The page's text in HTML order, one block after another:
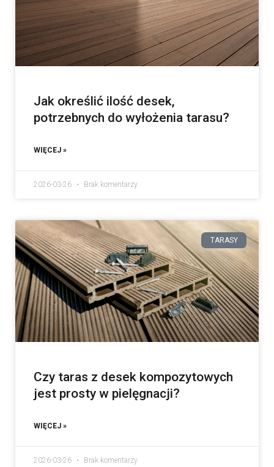
Jak określić ilość desek,
potrzebnych do wyłożenia tarasu?
WIĘCEJ »
2026-03-26 Brak komentarzy
TARASY
Czy taras z desek kompozytowych
jest prosty w pielęgnacji?
WIĘCEJ »
2026-03-26 Brak komentarzy